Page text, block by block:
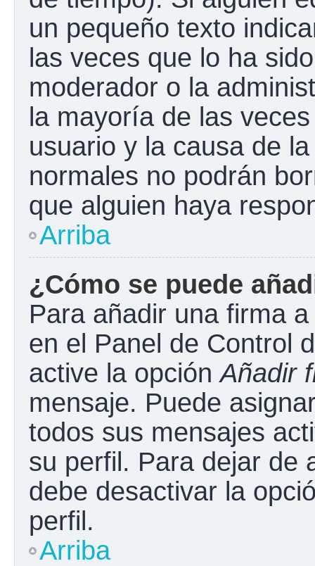
un pequeño texto
las veces que lo ha
moderador o la
la mayoría de las
usuario y la causa de
normales no podrán
que alguien haya
Arriba
¿Cómo se puede
Para añadir una firma
en el Panel de Control
active la opciónAñadir
mensaje. Puede
todos sus mensajes
su perfil. Para dejar de
debe desactivar la
perfil.
Arriba